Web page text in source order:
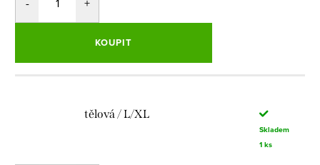
KOUPIT
tělová / L/XL
Skladem
1 ks